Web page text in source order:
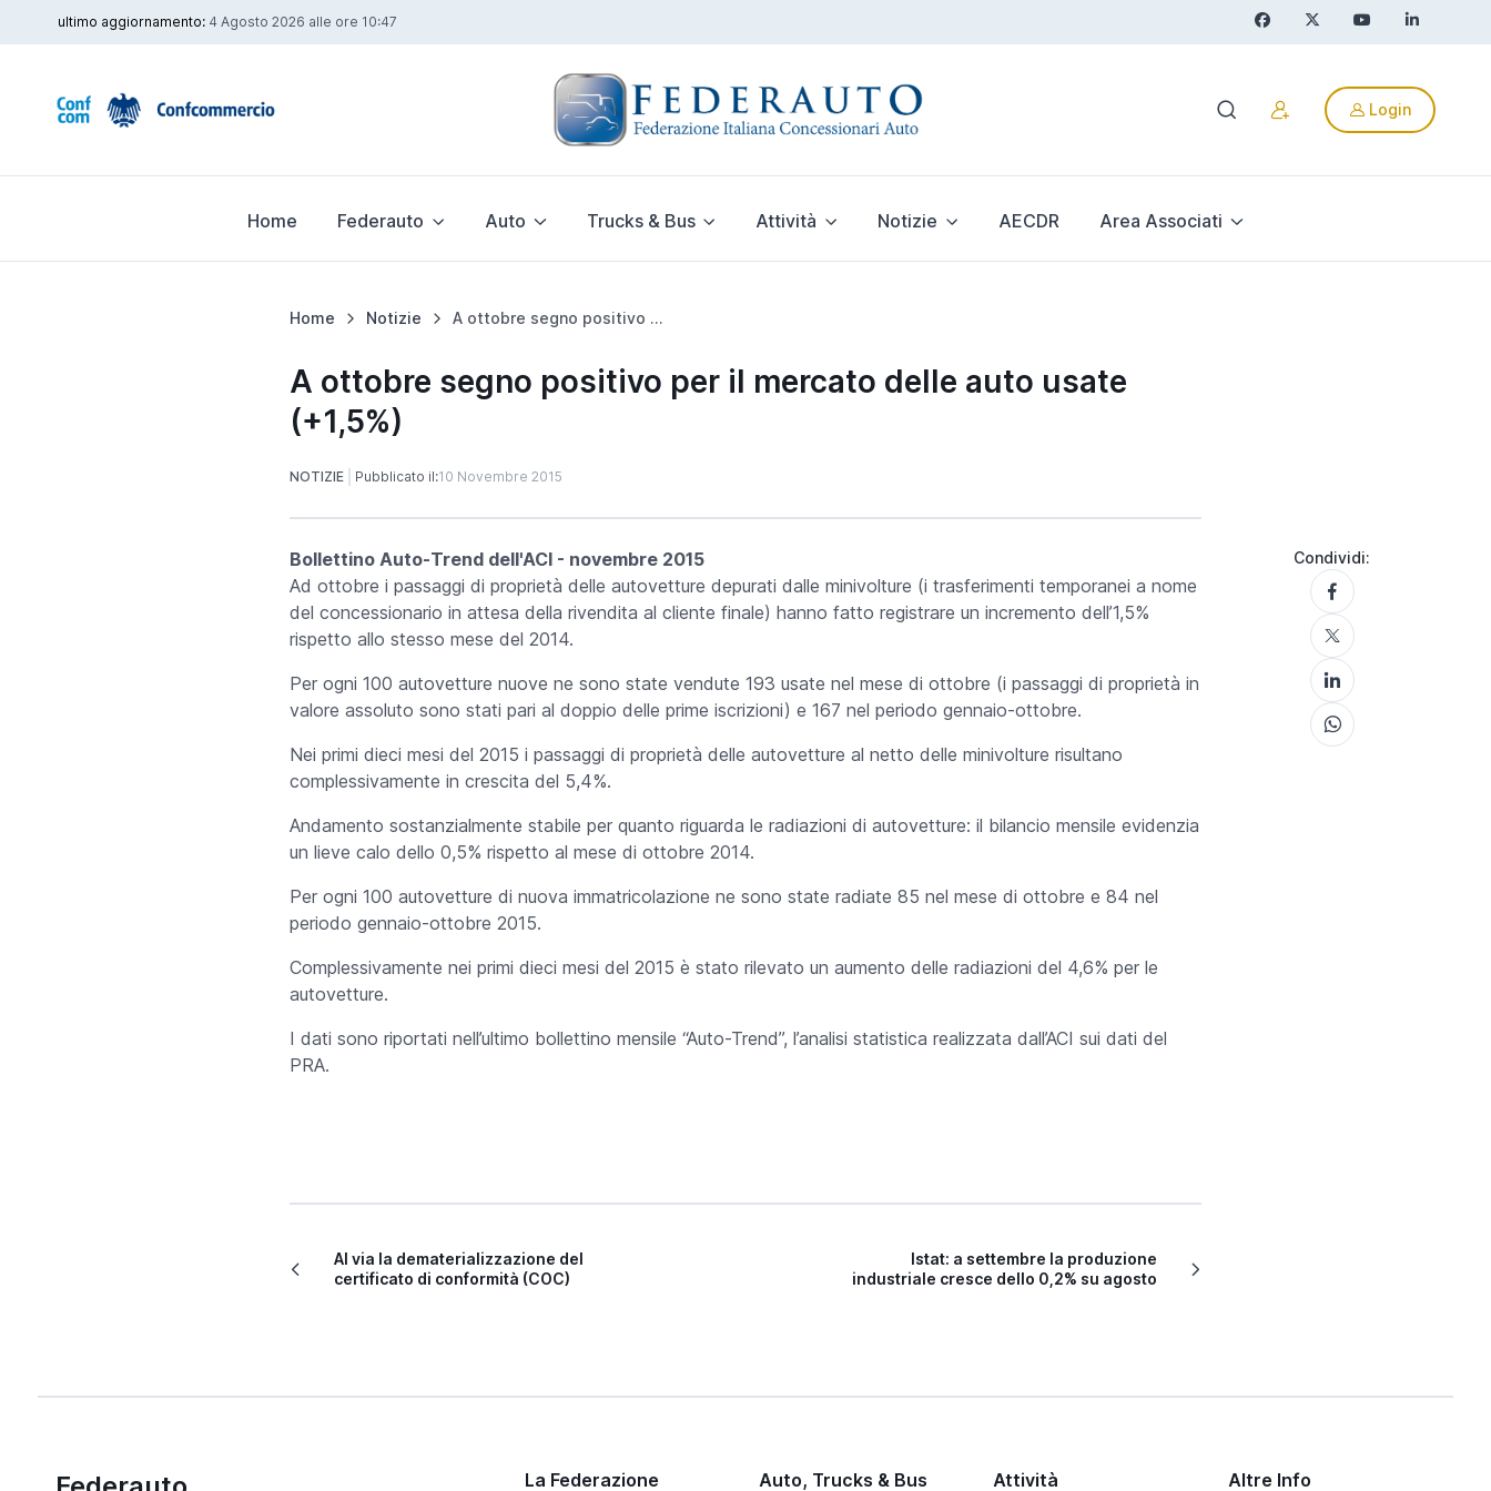
ultimo aggiornamento: 4 Agosto 2026 alle ore 10:47
Login
Home Federauto Auto Trucks & Bus Attività Notizie AECDR Area Associati
Home Notizie A ottobre segno positivo per il mercato delle auto usate (+1,5%)
A ottobre segno positivo per il mercato delle auto usate
(+1,5%)
NOTIZIE Pubblicato il:10 Novembre 2015
Bollettino Auto-Trend dell'ACI - novembre 2015
Ad ottobre i passaggi di proprietà delle autovetture depurati dalle minivolture (i trasferimenti temporanei a nome
del concessionario in attesa della rivendita al cliente finale) hanno fatto registrare un incremento dell’1,5%
rispetto allo stesso mese del 2014.
Per ogni 100 autovetture nuove ne sono state vendute 193 usate nel mese di ottobre (i passaggi di proprietà in
valore assoluto sono stati pari al doppio delle prime iscrizioni) e 167 nel periodo gennaio-ottobre.
Nei primi dieci mesi del 2015 i passaggi di proprietà delle autovetture al netto delle minivolture risultano
complessivamente in crescita del 5,4%.
Andamento sostanzialmente stabile per quanto riguarda le radiazioni di autovetture: il bilancio mensile evidenzia
un lieve calo dello 0,5% rispetto al mese di ottobre 2014.
Per ogni 100 autovetture di nuova immatricolazione ne sono state radiate 85 nel mese di ottobre e 84 nel
periodo gennaio-ottobre 2015.
Complessivamente nei primi dieci mesi del 2015 è stato rilevato un aumento delle radiazioni del 4,6% per le
autovetture.
I dati sono riportati nell’ultimo bollettino mensile “Auto-Trend”, l’analisi statistica realizzata dall’ACI sui dati del
PRA.
Al via la dematerializzazione del
certificato di conformità (COC)
Istat: a settembre la produzione
industriale cresce dello 0,2% su agosto
Condividi:
La Federazione Auto, Trucks & Bus Attività Altre Info